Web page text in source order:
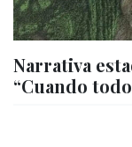
Narrativa
“Cuando